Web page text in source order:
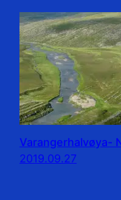
Varangerhalvøya-
2019.09.27